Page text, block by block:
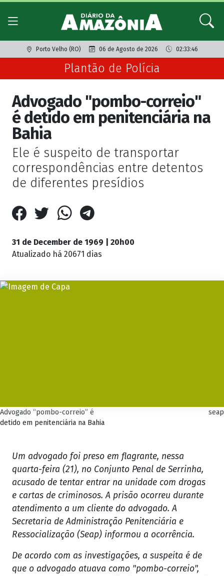
Porto Velho (RO) 06 de Agosto de 2026 02:33:46
Plantão de Polícia
Advogado "pombo-correio"
é detido em penitenciária na
Bahia
Ele é suspeito de transportar
correspondências entre detentos
de diferentes presídios
31 de December de 1969 | 20h00
Atualizado há 20671 dias
Advogado “pombo-correio” é
detido em penitenciária na Bahia
seap
Um advogado foi preso em flagrante, nessa
quarta-feira (21), no Conjunto Penal de Serrinha,
acusado de tentar entrar na unidade com drogas
e cartas de criminosos. A prisão ocorreu durante
atendimento a um cliente do advogado. A
Secretaria de Administração Penitenciária e
Ressocialização (Seap) informou a ocorrência.
De acordo com as investigações, a suspeita é de
que o advogado atuava como "pombo-correio",